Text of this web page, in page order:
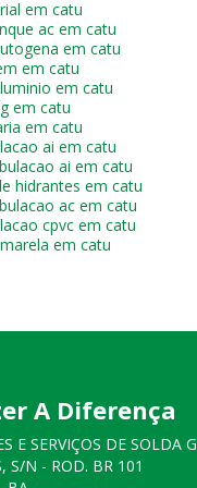
em catu
ac em catu
em catu
em catu
em catu
em catu
em catu
ai em catu
ai em catu
hidrantes em catu
ac em catu
cpvc em catu
em catu
A Diferença
E SERVIÇOS DE SOLDA
S/N - ROD. BR 101